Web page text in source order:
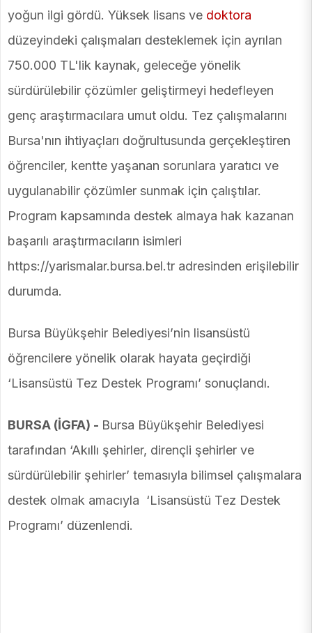
yoğun ilgi gördü. Yüksek lisans ve doktora
düzeyindeki çalışmaları desteklemek için ayrılan
750.000 TL'lik kaynak, geleceğe yönelik
sürdürülebilir çözümler geliştirmeyi hedefleyen
genç araştırmacılara umut oldu. Tez çalışmalarını
Bursa'nın ihtiyaçları doğrultusunda gerçekleştiren
öğrenciler, kentte yaşanan sorunlara yaratıcı ve
uygulanabilir çözümler sunmak için çalıştılar.
Program kapsamında destek almaya hak kazanan
başarılı araştırmacıların isimleri
https://yarismalar.bursa.bel.tr adresinden erişilebilir
durumda.
Bursa Büyükşehir Belediyesi’nin lisansüstü
öğrencilere yönelik olarak hayata geçirdiği
‘Lisansüstü Tez Destek Programı’ sonuçlandı.
BURSA (İGFA) - Bursa Büyükşehir Belediyesi
tarafından ‘Akıllı şehirler, dirençli şehirler ve
sürdürülebilir şehirler’ temasıyla bilimsel çalışmalara
destek olmak amacıyla ‘Lisansüstü Tez Destek
Programı’ düzenlendi.